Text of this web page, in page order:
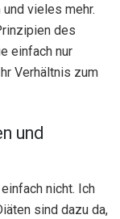
vieles mehr.
des
einfach nur
Verhältnis zum
und
nicht. Ich
sind dazu da,